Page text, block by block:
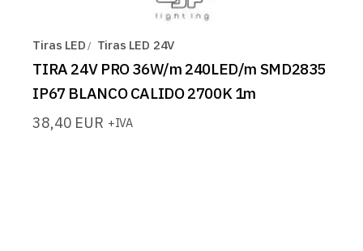
Tiras LED Tiras LED 24V
TIRA 24V PRO 36W/m 240LED/m SMD2835
IP67 BLANCO CALIDO 2700K 1m
38,40 EUR +IVA